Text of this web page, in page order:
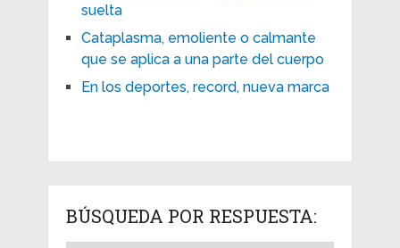
suelta
Cataplasma, emoliente o calmante
que se aplica a una parte del cuerpo
En los deportes, record, nueva marca
BÚSQUEDA POR RESPUESTA: